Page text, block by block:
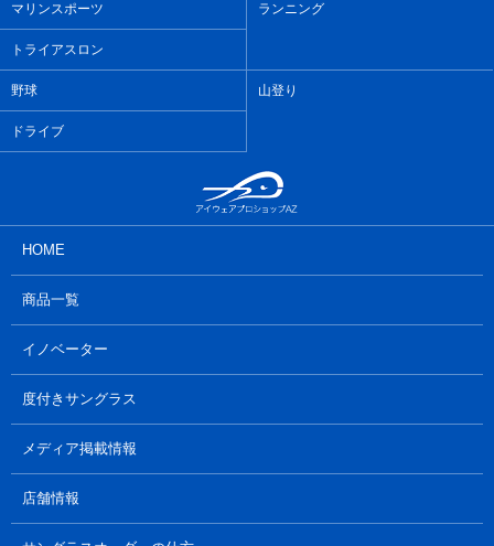
マリンスポーツ
トライアスロン
ランニング
野球 山登り
ドライブ
HOME
商品一覧
イノベーター
度付きサングラス
メディア掲載情報
店舗情報